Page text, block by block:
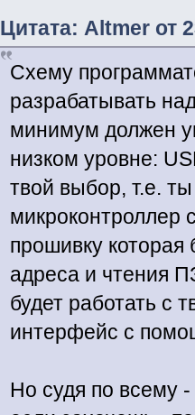
Цитата: Altmer от
Схему
разрабатывать
минимум должен
низком уровне:
твой выбор, т.е.
микроконтроллер
прошивку которая
адреса и чтения
будет работать с
интерфейс с
Но судя по всему -